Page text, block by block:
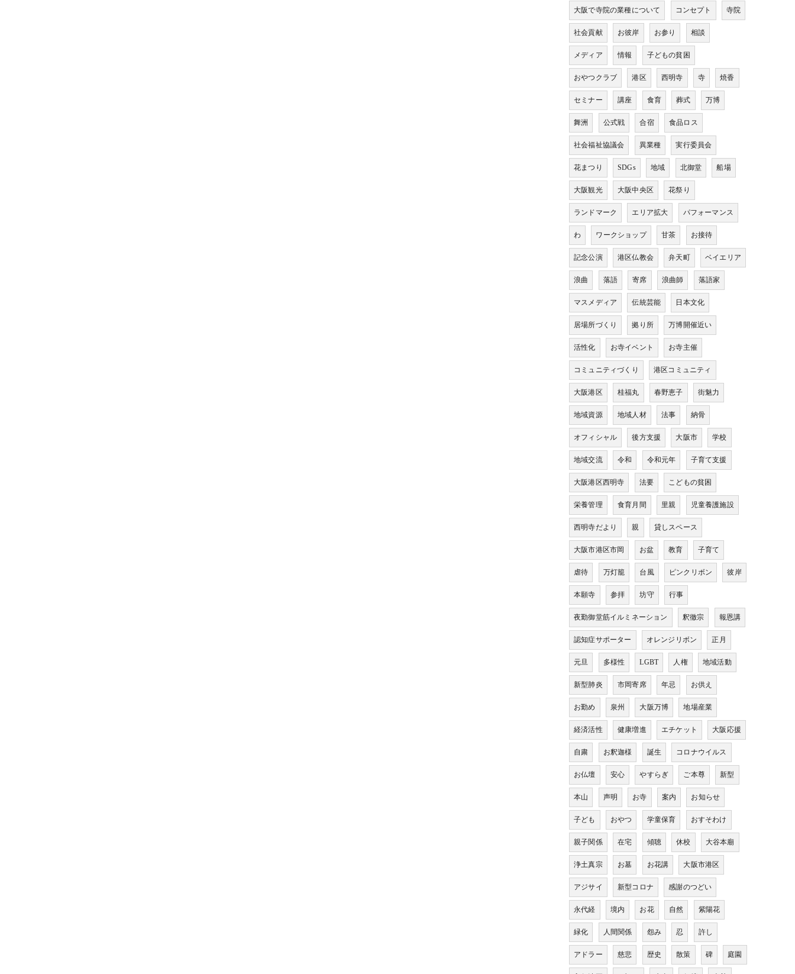
大阪で寺院の業種について コンセプト 寺院
社会貢献 お彼岸 お参り 相談
メディア 情報 子どもの貧困
おやつクラブ 港区 西明寺 寺 焼香
セミナー 講座 食育 葬式 万博
舞洲 公式戦 合宿 食品ロス
社会福祉協議会 異業種 実行委員会
花まつり SDGs 地域 北御堂 船場
大阪観光 大阪中央区 花祭り
ランドマーク エリア拡大 パフォーマンス
わ ワークショップ 甘茶 お接待
記念公演 港区仏教会 弁天町 ベイエリア
浪曲 落語 寄席 浪曲師 落語家
マスメディア 伝統芸能 日本文化
居場所づくり 拠り所 万博開催近い
活性化 お寺イベント お寺主催
コミュニティづくり 港区コミュニティ
大阪港区 桂福丸 春野恵子 街魅力
地域資源 地域人材 法事 納骨
オフィシャル 後方支援 大阪市 学校
地域交流 令和 令和元年 子育て支援
大阪港区西明寺 法要 こどもの貧困
栄養管理 食育月間 里親 児童養護施設
西明寺だより 親 貸しスペース
大阪市港区市岡 お盆 教育 子育て
虐待 万灯籠 台風 ピンクリボン 彼岸
本願寺 参拝 坊守 行事
夜勤御堂筋イルミネーション 釈徹宗 報恩講
認知症サポーター オレンジリボン 正月
元旦 多様性 LGBT 人権 地域活動
新型肺炎 市岡寄席 年忌 お供え
お勤め 泉州 大阪万博 地場産業
経済活性 健康増進 エチケット 大阪応援
自粛 お釈迦様 誕生 コロナウイルス
お仏壇 安心 やすらぎ ご本尊 新型
本山 声明 お寺 案内 お知らせ
子ども おやつ 学童保育 おすそわけ
親子関係 在宅 傾聴 休校 大谷本廟
浄土真宗 お墓 お花講 大阪市港区
アジサイ 新型コロナ 感謝のつどい
永代経 境内 お花 自然 紫陽花
緑化 人間関係 怨み 忍 許し
アドラー 慈悲 歴史 散策 碑 庭園